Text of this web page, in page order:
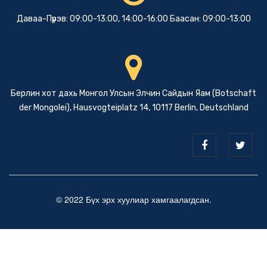
Даваа-Пүрэв: 09:00-13:00, 14:00-16:00 Баасан: 09:00-13:00
Берлин хот дахь Монгол Улсын Элчин Сайдын Яам (Botschaft
der Mongolei), Hausvogteiplatz 14, 10117 Berlin, Deutschland
© 2022 Бүх эрх хуулиар хамгаалагдсан.